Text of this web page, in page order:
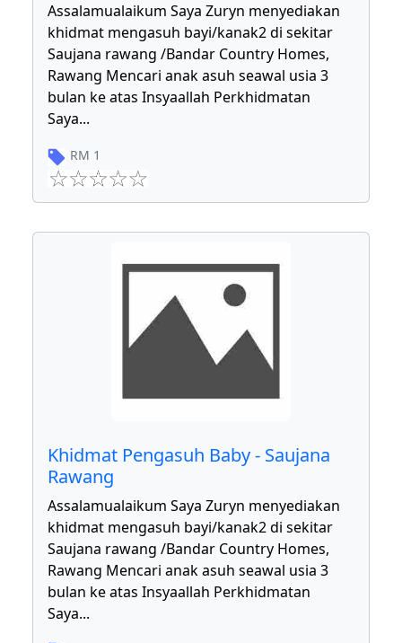
Assalamualaikum Saya Zuryn menyediakan
khidmat mengasuh bayi/kanak2 di sekitar
Saujana rawang /Bandar Country Homes,
Rawang Mencari anak asuh seawal usia 3
bulan ke atas Insyaallah Perkhidmatan
Saya...
RM 1
Khidmat Pengasuh Baby - Saujana
Rawang
Assalamualaikum Saya Zuryn menyediakan
khidmat mengasuh bayi/kanak2 di sekitar
Saujana rawang /Bandar Country Homes,
Rawang Mencari anak asuh seawal usia 3
bulan ke atas Insyaallah Perkhidmatan
Saya...